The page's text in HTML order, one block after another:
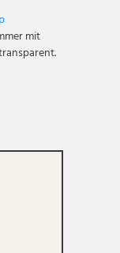
mit